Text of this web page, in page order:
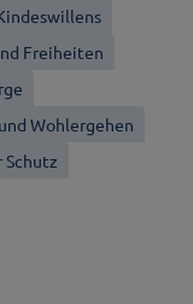
Freiheiten
Wohlergehen
Schutz